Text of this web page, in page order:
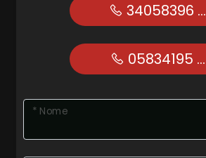
34058396 ...
05834195 ...
* Nome